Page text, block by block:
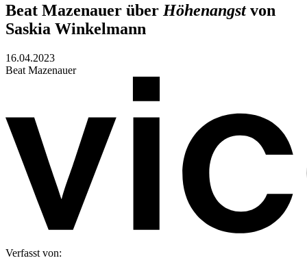
Beat Mazenauer über Höhenangstvon
Saskia Winkelmann
16.04.2023
Beat Mazenauer
Verfasst von: